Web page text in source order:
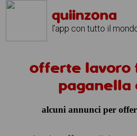
quiinzona
l'app con tutto il
offerte lavoro
paganella
alcuni annunci per